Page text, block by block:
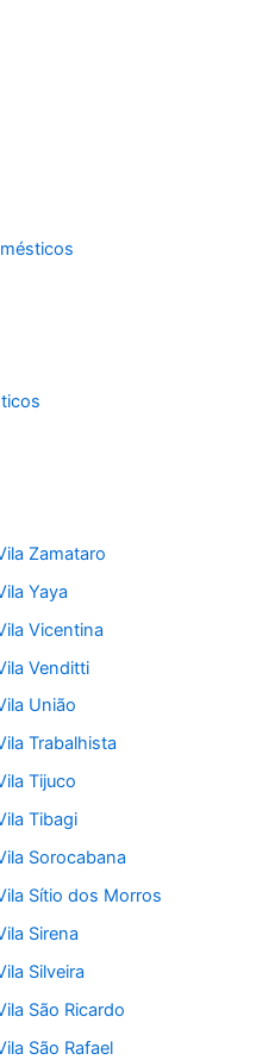
Zamataro
Yaya
Vicentina
Venditti
União
Trabalhista
Tijuco
Tibagi
Sorocabana
Sítio dos Morros
Sirena
Silveira
São Ricardo
São Rafael